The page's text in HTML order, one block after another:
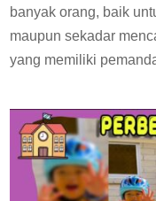
banyak orang, baik
maupun sekadar
yang memiliki